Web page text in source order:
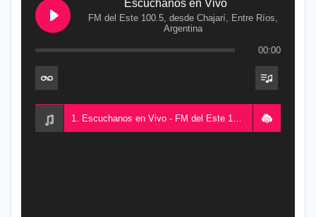
Escuchanos en Vivo
FM del Este 100.5, desde Chajarí, Entre Ríos,
Argentina
00:00
1. Escuchanos en Vivo - FM del Este 100.5, desde Chajarí, Entre Ríos, Argentina